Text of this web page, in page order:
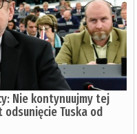
Nie kontynuujmy tej
Tuska od